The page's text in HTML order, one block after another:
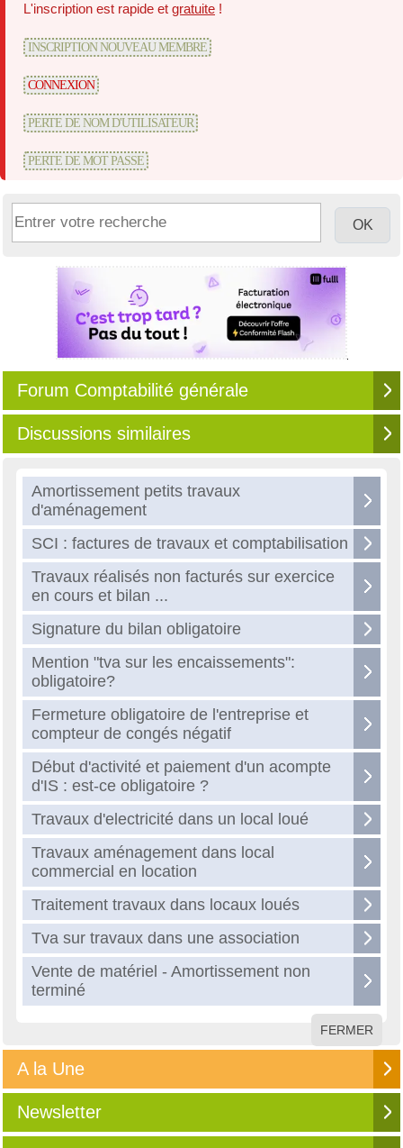
L'inscription est rapide et gratuite !
INSCRIPTION NOUVEAU MEMBRE
CONNEXION
PERTE DE NOM D'UTILISATEUR
PERTE DE MOT PASSE
Forum Comptabilité générale
Discussions similaires
Amortissement petits travaux
d'aménagement
SCI : factures de travaux et comptabilisation
Travaux réalisés non facturés sur exercice
en cours et bilan ...
Signature du bilan obligatoire
Mention "tva sur les encaissements":
obligatoire?
Fermeture obligatoire de l'entreprise et
compteur de congés négatif
Début d'activité et paiement d'un acompte
d'IS : est-ce obligatoire ?
Travaux d'electricité dans un local loué
Travaux aménagement dans local
commercial en location
Traitement travaux dans locaux loués
Tva sur travaux dans une association
Vente de matériel - Amortissement non
terminé
FERMER
A la Une
Newsletter